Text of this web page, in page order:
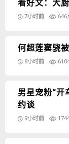
看好文：大
7小时前 646
何超莲窦骁
8小时前
男星宠粉“
约谈
9小时前